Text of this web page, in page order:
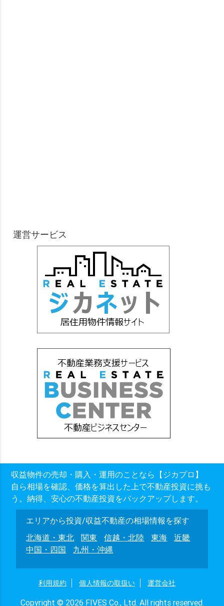
運営サービス
収益物件の売却・購入・運用のことなら【ジカプロ】
自ら相場を確認、価格を算出した上で不動産投資に挑も
う。納得、安心の不動産投資をバックアップします。
エリアから投資/収益不動産の相場情報を探す
北海道・東北
関東 信越・北陸 東海
近畿
中国・四国
九州・沖縄
利用規約 個人情報の取扱い 運営会社
Copyright © 2026 FIVES Co., Ltd. All rights reserved.